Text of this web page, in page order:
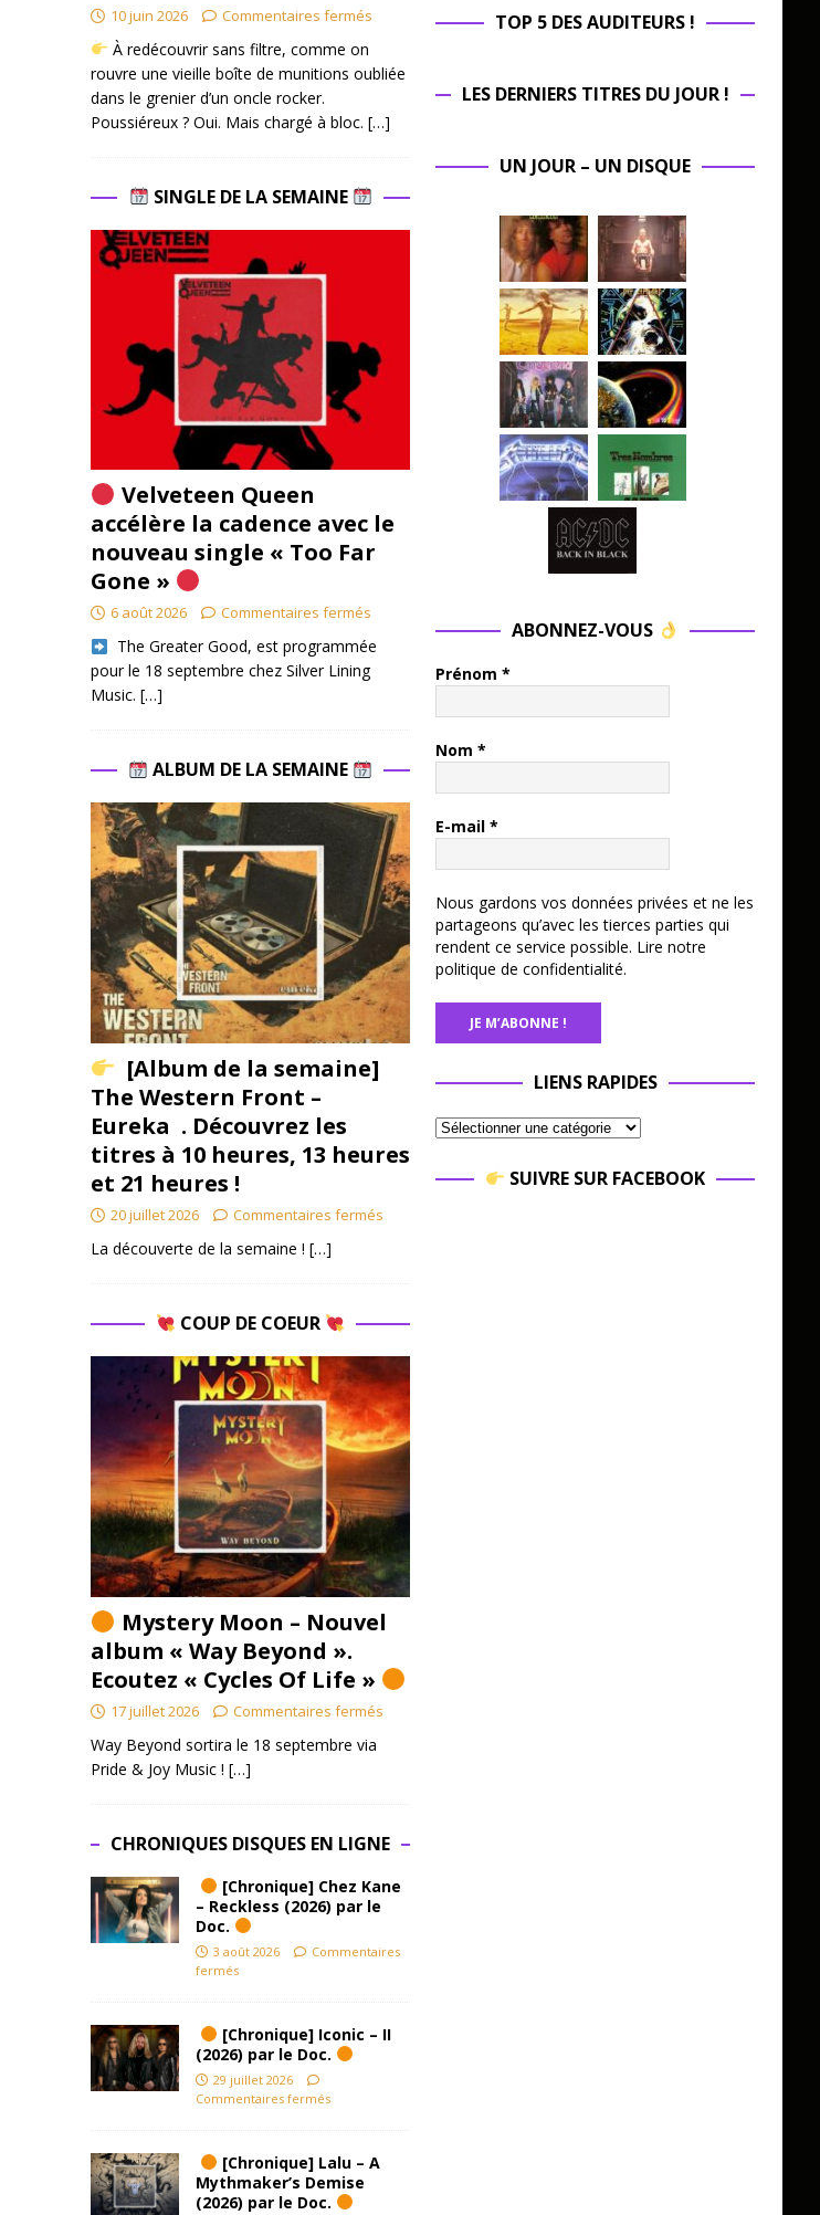
10 juin 2026 Commentaires fermés
À redécouvrir sans filtre, comme on
rouvre une vieille boîte de munitions oubliée
dans le grenier d’un oncle rocker.
Poussiéreux ? Oui. Mais chargé à bloc. […]
SINGLE DE LA SEMAINE
Velveteen Queen
accélère la cadence avec le
nouveau single « Too Far
Gone »
6 août 2026 Commentaires fermés
​ The Greater Good, est programmée
pour le 18 septembre chez Silver Lining
Music. […]
ALBUM DE LA SEMAINE
[Album de la semaine]
The Western Front –
Eureka . Découvrez les
titres à 10 heures, 13 heures
et 21 heures !
20 juillet 2026 Commentaires fermés
La découverte de la semaine ! […]
COUP DE COEUR
Mystery Moon – Nouvel
album « Way Beyond ».
Ecoutez « Cycles Of Life »
17 juillet 2026 Commentaires fermés
Way Beyond sortira le 18 septembre via
Pride & Joy Music ! […]
CHRONIQUES DISQUES EN LIGNE
[Chronique] Chez Kane
– Reckless (2026) par le
Doc.
3 août 2026
Commentaires
fermés
[Chronique] Iconic – II
(2026) par le Doc.
29 juillet 2026
Commentaires fermés
[Chronique] Lalu – A
Mythmaker’s Demise
(2026) par le Doc.
TOP 5 DES AUDITEURS !
LES DERNIERS TITRES DU JOUR !
UN JOUR – UN DISQUE
ABONNEZ-VOUS
Prénom *
Nom *
E-mail *
Nous gardons vos données privées et ne les
partageons qu’avec les tierces parties qui
rendent ce service possible. Lire notre
politique de confidentialité.
LIENS RAPIDES
SUIVRE SUR FACEBOOK